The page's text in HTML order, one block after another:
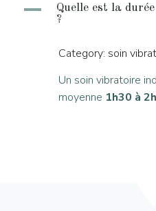
A
Quelle est la
?
Category: soin
Un soin vibratoire
moyenne 1h30 à